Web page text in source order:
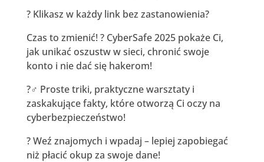
? Klikasz w każdy link bez zastanowienia?
Czas to zmienić! ? CyberSafe 2025 pokaże Ci,
jak unikać oszustw w sieci, chronić swoje
konto i nie dać się hakerom!
?️‍♂️ Proste triki, praktyczne warsztaty i
zaskakujące fakty, które otworzą Ci oczy na
cyberbezpieczeństwo!
? Weź znajomych i wpadaj – lepiej zapobiegać
niż płacić okup za swoje dane!